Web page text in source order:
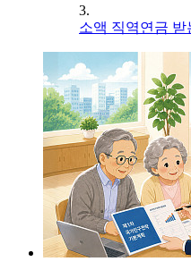
3.
소액 직역연금